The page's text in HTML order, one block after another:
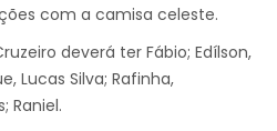
com a camisa celeste.
deverá ter Fábio; Edílson,
Lucas Silva; Rafinha,
Raniel.